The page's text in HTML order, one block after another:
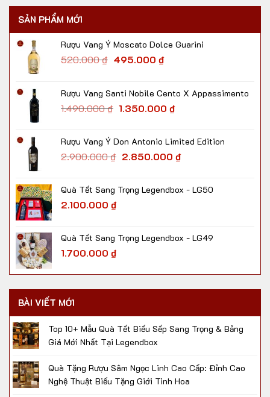
SẢN PHẨM MỚI
Rượu Vang Ý Moscato Dolce Guarini
520.000₫ 495.000 ₫
Rượu Vang Santi Nobile Cento X Appassimento
1.490.000₫ 1.350.000 ₫
Rượu Vang Ý Don Antonio Limited Edition
2.900.000₫ 2.850.000 ₫
Quà Tết Sang Trọng Legendbox - LG50
2.100.000 ₫
Quà Tết Sang Trọng Legendbox - LG49
1.700.000 ₫
BÀI VIẾT MỚI
Top 10+ Mẫu Quà Tết Biếu Sếp Sang Trọng & Bảng
Giá Mới Nhất Tại Legendbox
Quà Tặng Rượu Sâm Ngọc Linh Cao Cấp: Đỉnh Cao
Nghệ Thuật Biếu Tặng Giới Tinh Hoa